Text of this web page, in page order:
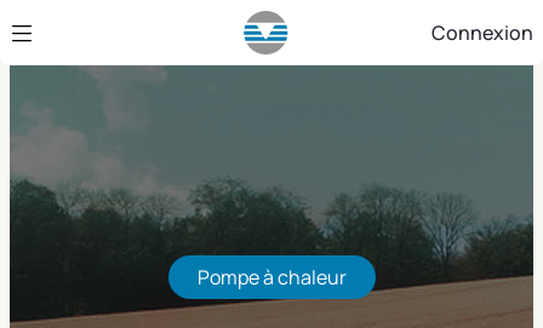
Saut au contenu principal Connexion
Pompe à chaleur